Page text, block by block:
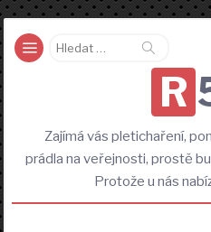
Vyhledávání
Zajímá vás pletichaření,
prádla na veřejnosti, prostě
Protože u nás